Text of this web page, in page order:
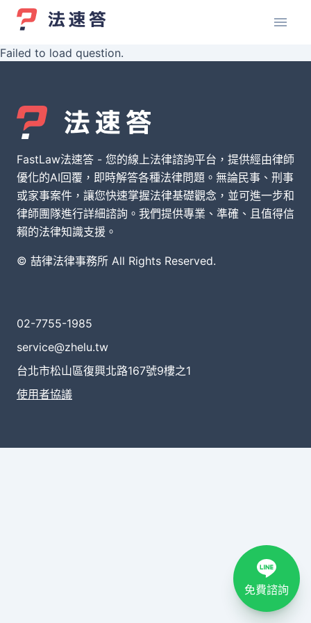
Failed to load question.
FastLaw法速答 - 您的線上法律諮詢平台，提供經由律師
優化的AI回覆，即時解答各種法律問題。無論民事、刑事
或家事案件，讓您快速掌握法律基礎觀念，並可進一步和
律師團隊進行詳細諮詢。我們提供專業、準確、且值得信
賴的法律知識支援。
© 喆律法律事務所 All Rights Reserved.
02-7755-1985
service@zhelu.tw
台北市松山區復興北路167號9樓之1
使用者協議
免費諮詢